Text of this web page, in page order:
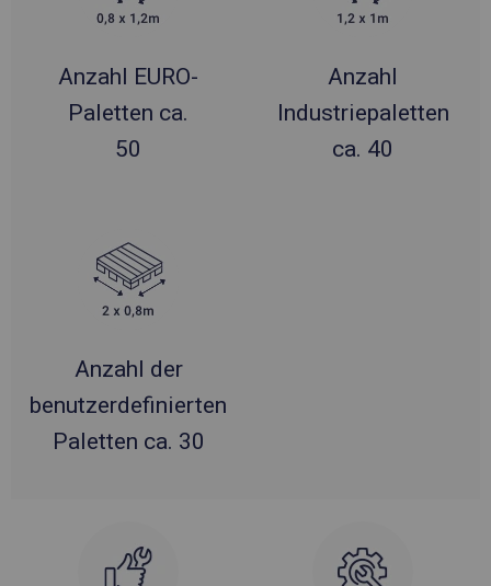
Anzahl EURO-
Paletten ca.
50
Anzahl
Industriepaletten
ca. 40
Anzahl der
benutzerdefinierten
Paletten ca. 30